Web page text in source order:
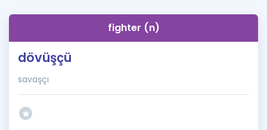
Kampanyalar
Blog
fighter (n)
dövüşçü
savaşçı